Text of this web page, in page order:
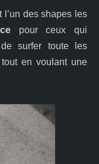
l’un des shapes les
pour ceux qui
surfer toute les
en voulant une